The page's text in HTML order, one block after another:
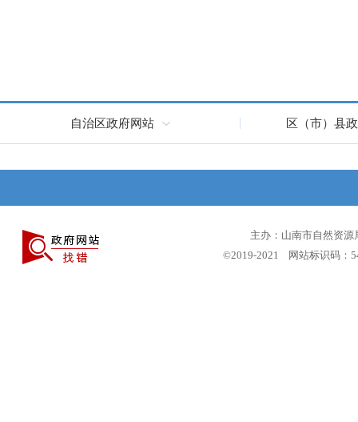
自治区政府网站 区（市）县
主办：山南市自然资
©2019-2021 网站标识码：